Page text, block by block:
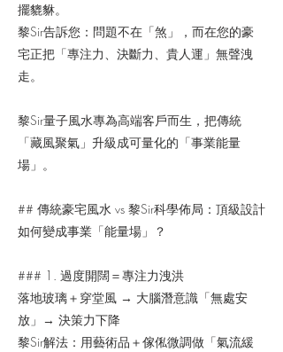
擺貔貅。
黎Sir告訴您：問題不在「煞」，而在您的豪
宅正把「專注力、決斷力、貴人運」無聲洩
走。
黎Sir量子風水專為高端客戶而生，把傳統
「藏風聚氣」升級成可量化的「事業能量
場」。
## 傳統豪宅風水 vs 黎Sir科學佈局：頂級設計
如何變成事業「能量場」？
### 1. 過度開闊＝專注力洩洪
落地玻璃＋穿堂風 → 大腦潛意識「無處安
放」→ 決策力下降
黎Sir解法：用藝術品＋傢俬微調做「氣流緩